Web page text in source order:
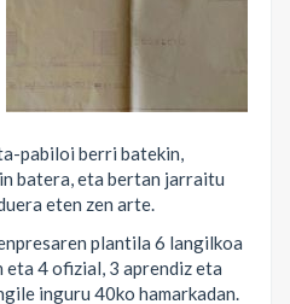
pabiloi berri batekin,
batera, eta bertan jarraitu
eten zen arte.
plantila 6 langilkoa
4 ofizial, 3 aprendiz eta
inguru 40ko hamarkadan.